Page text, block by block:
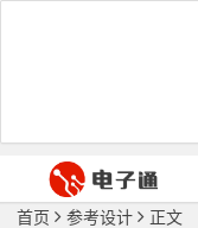
首页 参考设计 正文